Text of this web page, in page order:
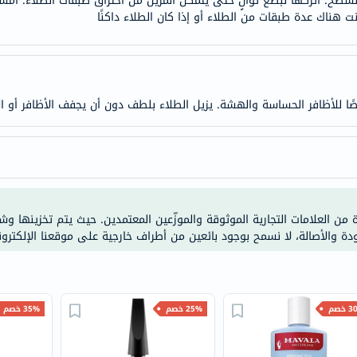
doppelherz
NMN
dessert-
Biochem
SVR
honey
الصحة
العناية
الصحية
هناك عدة طبقات من الطلاء أو إذا كان الطلاء داكنًا
للأظافر الحساسة والهشة. يزيل الطلاء بلطف دون أن يجفف الأظافر أو
من العلامات التجارية الموثوقة والموزّعين المعتمدين. حيث يتم تخزينها
والأصالة، لا نسمح بوجود بائعين من أطراف خارجية على موقعنا
35% خصم 25% خصم